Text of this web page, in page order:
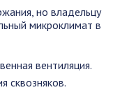
но владельцу
микроклимат в
вентиляция.
сквозняков.